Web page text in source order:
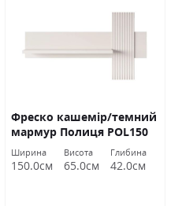
Фреско кашемір/темний
мармур Полиця POL150
БРВ Україна
Ширина
150.0см
Висота
65.0см
Глибина
42.0см